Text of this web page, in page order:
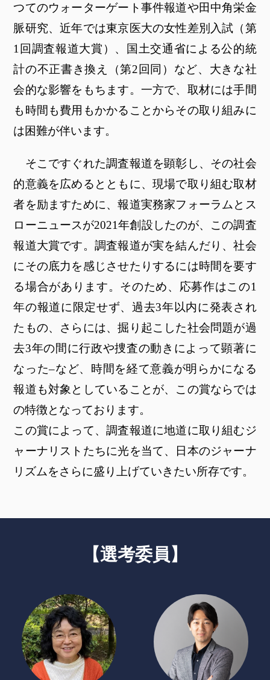
つてのウォーターゲート事件報道や田中角栄金
脈研究、近年では東京医大の女性差別入試（第
1回調査報道大賞）、国土交通省による公的統
計の不正書き換え（第2回同）など、大きな社
会的な影響をもちます。一方で、取材には手間
も時間も費用もかかることからその取り組みに
は困難が伴います。
そこですぐれた調査報道を顕彰し、その社会
的意義を広めるとともに、現場で取り組む取材
者を励ますために、報道実務家フォーラムとス
ローニュースが2021年創設したのが、この調査
報道大賞です。調査報道が実を結んだり、社会
にその底力を感じさせたりするには時間を要す
る場合があります。そのため、応募作はこの1
年の報道に限定せず、過去3年以内に発表され
たもの、さらには、掘り起こした社会問題が過
去3年の間に行政や捜査の動きによって顕著に
なった–など、時間を経て意義が明らかになる
報道も対象としていることが、この賞ならでは
の特徴となっております。
この賞によって、調査報道に地道に取り組むジ
ャーナリストたちに光を当て、日本のジャーナ
リズムをさらに盛り上げていきたい所存です。
【選考委員】